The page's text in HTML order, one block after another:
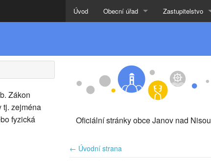
Úvod Obecní úřad Zastupitelstvo
Zákon
tj. zejména
fyzická
Oficiální stránky obce Janov nad Nisou
← Úvodní strana